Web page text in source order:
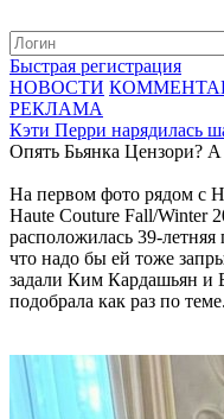
Быстрая регистрация
НОВОСТИ
РЕКЛАМА
Кэти Перри нарядилась
Опять Бьянка Цензори? А
На первом фото рядом с
Haute Couture Fall/Winter
расположилась 39-
что надо бы ей тоже
задали Ким Кардашьян и
подобрала как раз по